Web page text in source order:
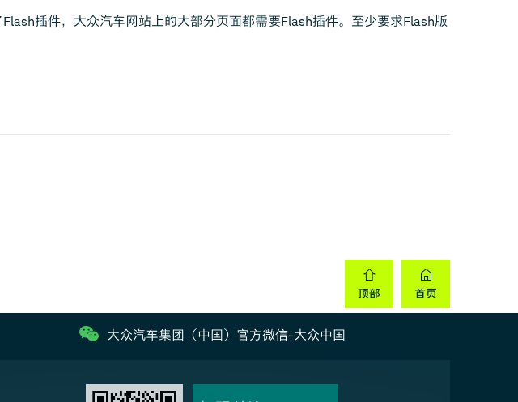
插件，大众汽车网站上的大部分页面都需要Flash插件。至少要求Flash版
大众汽车集团（中国）官方微信-大众中国